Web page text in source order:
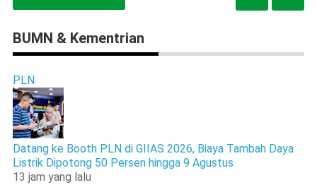
BUMN & Kementrian
PLN
Datang ke Booth PLN di GIIAS 2026, Biaya Tambah Daya
Listrik Dipotong 50 Persen hingga 9 Agustus
13 jam yang lalu